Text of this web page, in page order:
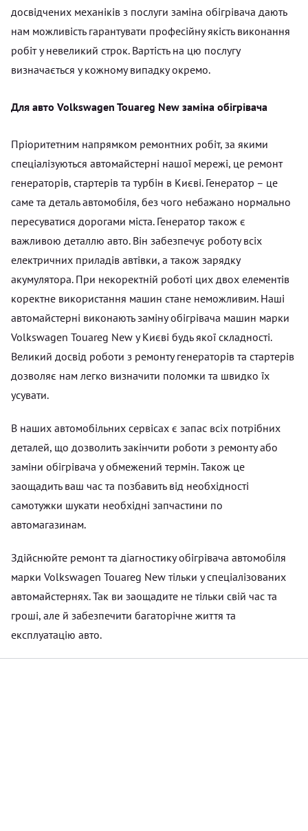
досвідчених механіків з послуги заміна обігрівача дають
нам можливість гарантувати професійну якість виконання
робіт у невеликий строк. Вартість на цю послугу
визначається у кожному випадку окремо.
Для авто Volkswagen Touareg New заміна обігрівача
Пріоритетним напрямком ремонтних робіт, за якими
спеціалізуються автомайстерні нашої мережі, це ремонт
генераторів, стартерів та турбін в Києві. Генератор – це
саме та деталь автомобіля, без чого небажано нормально
пересуватися дорогами міста. Генератор також є
важливою деталлю авто. Він забезпечує роботу всіх
електричних приладів автівки, а також зарядку
акумулятора. При некоректній роботі цих двох елементів
коректне використання машин стане неможливим. Наші
автомайстерні виконають заміну обігрівача машин марки
Volkswagen Touareg New у Києві будь якої складності.
Великий досвід роботи з ремонту генераторів та стартерів
дозволяє нам легко визначити поломки та швидко їх
усувати.
В наших автомобільних сервісах є запас всіх потрібних
деталей, що дозволить закінчити роботи з ремонту або
заміни обігрівача у обмежений термін. Також це
заощадить ваш час та позбавить від необхідності
самотужки шукати необхідні запчастини по
автомагазинам.
Здійснюйте ремонт та діагностику обігрівача автомобіля
марки Volkswagen Touareg New тільки у спеціалізованих
автомайстернях. Так ви заощадите не тільки свій час та
гроші, але й забезпечити багаторічне життя та
експлуатацію авто.